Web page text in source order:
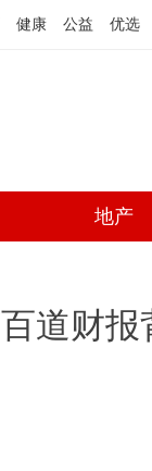
健康 公益 优选
地产
道财